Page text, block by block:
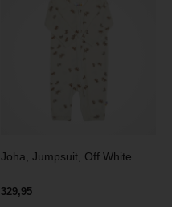
Joha, Jumpsuit, Off White
329,95